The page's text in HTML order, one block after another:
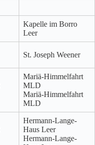
Kapelle im Borro
Leer
St. Joseph Weener
Mariä-Himmelfahrt
MLD
Mariä-Himmelfahrt
MLD
Hermann-Lange-
Haus Leer
Hermann-Lange-